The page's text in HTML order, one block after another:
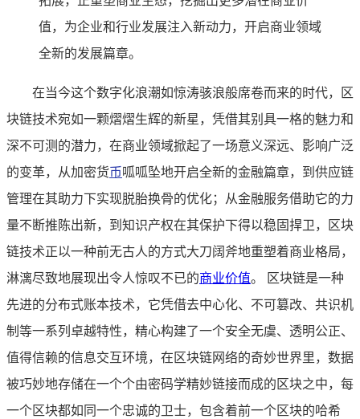
值，为企业和行业发展注入新动力，开启商业领域
全新的发展篇章。
在当今这个数字化浪潮如惊涛骇浪般席卷而来的时代，区
块链技术宛如一颗熠熠生辉的新星，凭借其别具一格的魅力和
深不可测的潜力，在商业领域掀起了一场意义深远、影响广泛
的变革，从加密货币呱呱坠地开启全新的金融篇章，到供应链
管理在其助力下实现脱胎换骨的优化；从金融服务借助它的力
量不断推陈出新，到知识产权在其保护下得以稳固捍卫，区块
链技术正以一种前无古人的方式大刀阔斧地重塑着商业格局，
淋漓尽致地展现出令人惊叹不已的商业价值。 区块链是一种
先进的分布式账本技术，它凭借去中心化、不可篡改、共识机
制等一系列卓越特性，精心构建了一个安全无虞、透明公正、
值得信赖的信息交互环境，在区块链网络的奇妙世界里，数据
被巧妙地存储在一个个由密码学精妙链接而成的区块之中，每
一个区块都如同一个忠诚的卫士，包含着前一个区块的哈希